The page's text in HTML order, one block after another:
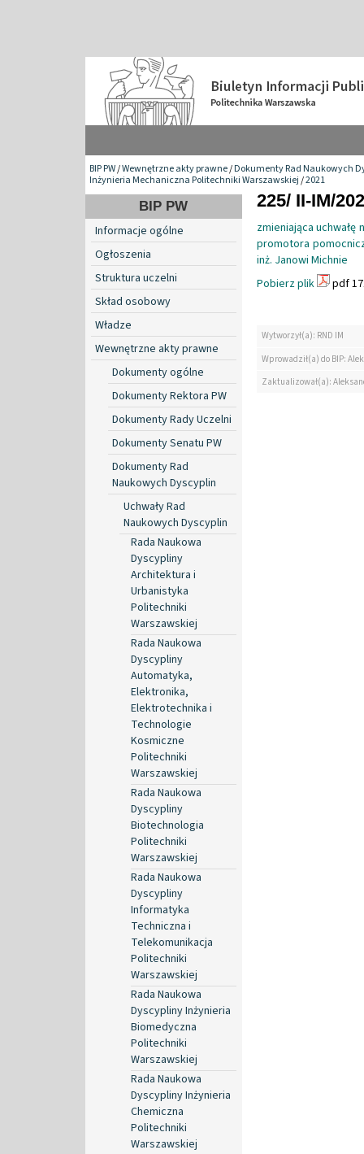
BIP PW/Wewnętrzne akty prawne/Dokumenty Rad Naukowych
Inżynieria Mechaniczna Politechniki Warszawskiej/2021
BIP PW
Informacje ogólne
Ogłoszenia
Struktura uczelni
Skład osobowy
Władze
Wewnętrzne akty prawne
Dokumenty ogólne
Dokumenty Rektora PW
Dokumenty Rady Uczelni
Dokumenty Senatu PW
Dokumenty Rad
Naukowych Dyscyplin
Uchwały Rad
Naukowych Dyscyplin
Rada Naukowa
Dyscypliny
Architektura i
Urbanistyka
Politechniki
Warszawskiej
Rada Naukowa
Dyscypliny
Automatyka,
Elektronika,
Elektrotechnika i
Technologie
Kosmiczne
Politechniki
Warszawskiej
Rada Naukowa
Dyscypliny
Biotechnologia
Politechniki
Warszawskiej
Rada Naukowa
Dyscypliny
Informatyka
Techniczna i
Telekomunikacja
Politechniki
Warszawskiej
Rada Naukowa
Dyscypliny Inżynieria
Biomedyczna
Politechniki
Warszawskiej
Rada Naukowa
Dyscypliny Inżynieria
Chemiczna
Politechniki
Warszawskiej
225/ II-IM/
zmieniająca
promotora
inż. Janowi Michnie
Pobierz plik
pdf
Wytworzył(a): RND IM
Wprowadził(a) do BIP:
Zaktualizował(a):